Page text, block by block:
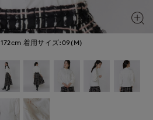
着用サイズ:09(M)